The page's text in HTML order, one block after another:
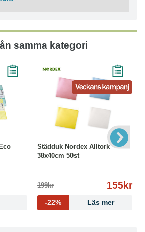
samma kategori
Städduk Nordex Alltork
38x40cm 50st
199kr 155kr
-22% Läs mer